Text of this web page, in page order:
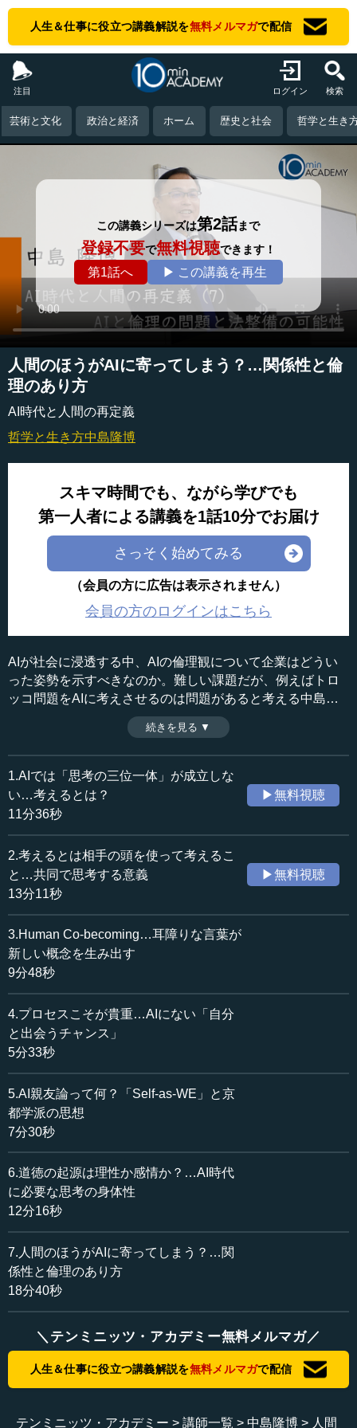
人生＆仕事に役立つ講義解説を無料メルマガで配信
注目 ログイン 検索
芸術と文化 政治と経済 ホーム 歴史と社会 哲学と生き
この講義シリーズは第2話まで
登録不要で無料視聴できます！
第1話へ ▶ この講義を再生
人間のほうがAIに寄ってしまう？…関係性と倫
理のあり方
AI時代と人間の再定義
哲学と生き方中島隆博
スキマ時間でも、ながら学びでも
第一人者による講義を1話10分でお届け
さっそく始めてみる
（会員の方に広告は表示されません）
会員の方のログインはこちら
AIが社会に浸透する中、AIの倫理観について企業はどうい
った姿勢を示すべきなのか。難しい課題だが、例えばトロ
ッコ問題をAIに考えさせるのは問題があると考える中島
氏。「徳倫理学」という倫理学の領域を提示して、この問
題についての議論の必要性を説く。また、法整備という点
では、日本のAI規制議論の遅れについてフィルターバブル
や国家に都合の良い関係性の危険を指摘する。本講義終了
後の質疑応答編。（2025年7月12日開催:早稲田大学Life
Redesign College〈LRC〉講座より、全7話中第7話）
収録日：2025年7月12日
追加日：2026年2月7日
カテゴリー：
哲学・思想
≪全文≫
●トロッコ問題はニセの問題ではないか…倫理の限界
【質問】
IT企業でAIサービスの事業化に携わっている者です。AIが社
会に浸透する中で、企業としてAIの倫理観についての姿勢
でプログラミングをしないと機械は作動しないのですが、
トロッコ問題のように、ハンドルをどちらに切ったら正し
いかというところでの判断として、最終的には倫理観に基
づいた基準がないと決められないというものが出てきてい
ると思います。その前提となる「正しい倫理」というもの
は存在するのでしょうか。哲学者としての先生のお考えを
お聞きしたいです。
中島 今、具体的にトロッコ問題というものを出していた
だきましたが、あの問題自体が今のわれわれの議論の中で
はニセの問題ではないかと、そういう疑いを持っているの
です。というのは、あれは決定できない、判断ができない
かれている状況が一切見えない形になっていて、数字だけ
で判断するということになっているでしょう。
でも、果たして倫理的な判断をするときに、数字だけ
で、最大多数の最大幸福で突っ走れるのか。それぞれの状
況を考慮して、その上でやらなければいけないのではない
のか。こういう議論があるのです。
で、保護者の方が学校に電話してきたそうなのです、トロ
続きを見る ▼
1.AIでは「思考の三位一体」が成立しな
い…考えるとは？
11分36秒
▶無料視聴
2.考えるとは相手の頭を使って考えるこ
と…共同で思考する意義
13分11秒
▶無料視聴
3.Human Co-becoming…耳障りな言葉が
新しい概念を生み出す
9分48秒
4.プロセスこそが貴重…AIにない「自分
と出会うチャンス」
5分33秒
5.AI親友論って何？「Self-as-WE」と京
都学派の思想
7分30秒
6.道徳の起源は理性か感情か？…AI時代
に必要な思考の身体性
12分16秒
7.人間のほうがAIに寄ってしまう？…関
係性と倫理のあり方
18分40秒
＼テンミニッツ・アカデミー無料メルマガ／
人生＆仕事に役立つ講義解説を無料メルマガで配信
テンミニッツ・アカデミー 講師一覧 中島隆博 人間